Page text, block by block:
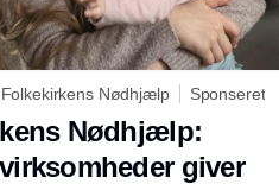
Folkekirkens Nødhjælp Sponseret
Nødhjælp:
giver